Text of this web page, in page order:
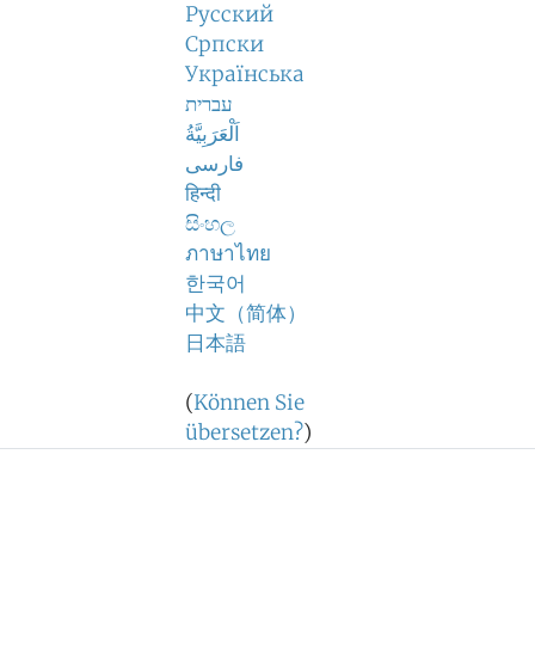
Русский
Српски
Українська
עברית
اَلْعَرَبِيَّةُ
فارسی
हिन्दी
සිංහල
ภาษาไทย
한국어
中文（简体）
日本語
(Können Sie
übersetzen?)